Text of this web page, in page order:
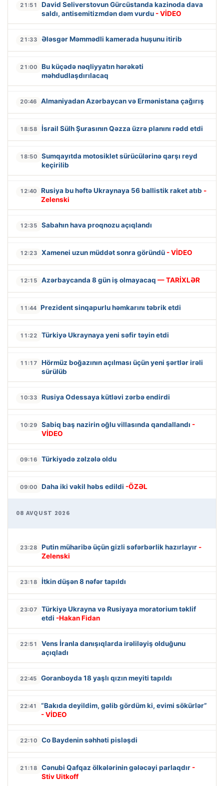
21:51
David Seliverstovun Gürcüstanda kazinoda dava
saldı, antisemitizmdən dəm vurdu - VİDEO
21:33 Ələsgər Məmmədli kamerada huşunu itirib
21:00
Bu küçədə nəqliyyatın hərəkəti
məhdudlaşdırılacaq
20:46 Almaniyadan Azərbaycan və Ermənistana çağırış
18:58 İsrail Sülh Şurasının Qəzza üzrə planını rədd etdi
18:50
Sumqayıtda motosiklet sürücülərinə qarşı reyd
keçirilib
12:40 Rusiya bu həftə Ukraynaya 56 ballistik raket atıb -
Zelenski
12:35 Sabahın hava proqnozu açıqlandı
12:23 Xamenei uzun müddət sonra göründü - VİDEO
12:15 Azərbaycanda 8 gün iş olmayacaq — TARİXLƏR
11:44 Prezident sinqapurlu həmkarını təbrik etdi
11:22 Türkiyə Ukraynaya yeni səfir təyin etdi
11:17
Hörmüz boğazının açılması üçün yeni şərtlər irəli
sürülüb
10:33 Rusiya Odessaya kütləvi zərbə endirdi
10:29 Sabiq baş nazirin oğlu villasında qandallandı -
VİDEO
09:16 Türkiyədə zəlzələ oldu
09:00 Daha iki vəkil həbs edildi -ÖZƏL
08 AVQUST 2026
23:28 Putin müharibə üçün gizli səfərbərlik hazırlayır -
Zelenski
23:18 İtkin düşən 8 nəfər tapıldı
23:07
Türkiyə Ukrayna və Rusiyaya moratorium təklif
etdi -Hakan Fidan
22:51
Vens İranla danışıqlarda irəliləyiş olduğunu
açıqladı
22:45 Goranboyda 18 yaşlı qızın meyiti tapıldı
22:41
“Bakıda deyildim, gəlib gördüm ki, evimi sökürlər”
- VİDEO
22:10 Co Baydenin səhhəti pisləşdi
21:18 Cənubi Qafqaz ölkələrinin gələcəyi parlaqdır -
Stiv Uitkoff